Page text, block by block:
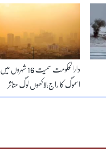
دارالحکومت سمیت 16 شہروں میں
اسموگ کا راج،لاکھوں لوگ متاثر